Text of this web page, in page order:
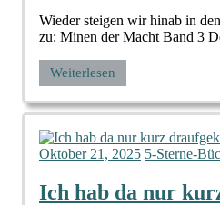
Wieder steigen wir hinab in
zu: Minen der Macht Band 3
Weiterlesen
Oktober 21, 2025 5-Sterne-
Ich hab da nur